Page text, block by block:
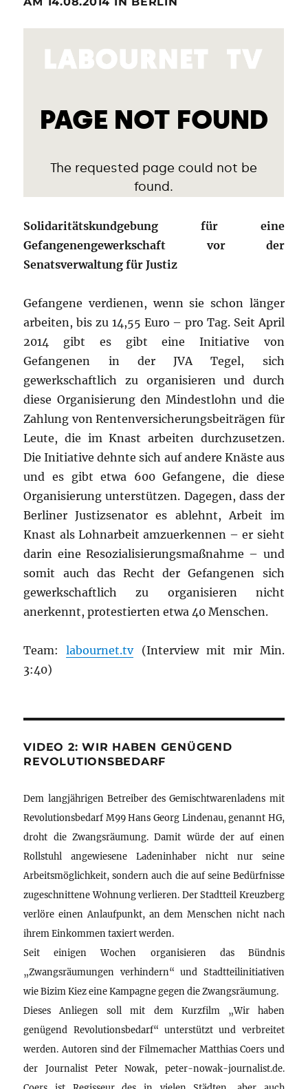
Solidaritätskundgebung für eine
Gefangenengewerkschaft vor der
Senatsverwaltung für Justiz
Gefangene verdienen, wenn sie schon länger
arbeiten, bis zu 14,55 Euro – pro Tag. Seit April
2014 gibt es gibt eine Initiative von
Gefangenen in der JVA Tegel, sich
gewerkschaftlich zu organisieren und durch
diese Organisierung den Mindestlohn und die
Zahlung von Rentenversicherungsbeiträgen für
Leute, die im Knast arbeiten durchzusetzen.
Die Initiative dehnte sich auf andere Knäste aus
und es gibt etwa 600 Gefangene, die diese
Organisierung unterstützen. Dagegen, dass der
Berliner Justizsenator es ablehnt, Arbeit im
Knast als Lohnarbeit amzuerkennen – er sieht
darin eine Resozialisierungsmaßnahme – und
somit auch das Recht der Gefangenen sich
gewerkschaftlich zu organisieren nicht
anerkennt, protestierten etwa 40 Menschen.
Team:labournet.tv(Interview mit mir Min.
3:40)
VIDEO 2: WIR HABEN GENÜGEND
REVOLUTIONSBEDARF
Dem langjährigen Betreiber des Gemischtwarenladens mit
Revolutionsbedarf M99 Hans Georg Lindenau, genannt HG,
droht die Zwangsräumung. Damit würde der auf einen
Rollstuhl angewiesene Ladeninhaber nicht nur seine
Arbeitsmöglichkeit, sondern auch die auf seine Bedürfnisse
zugeschnittene Wohnung verlieren. Der Stadtteil Kreuzberg
verlöre einen Anlaufpunkt, an dem Menschen nicht nach
ihrem Einkommen taxiert werden.
Seit einigen Wochen organisieren das Bündnis
„Zwangsräumungen verhindern“ und Stadtteilinitiativen
wie Bizim Kiez eine Kampagne gegen die Zwangsräumung.
Dieses Anliegen soll mit dem Kurzfilm „Wir haben
genügend Revolutionsbedarf“ unterstützt und verbreitet
werden. Autoren sind der Filmemacher Matthias Coers und
der Journalist Peter Nowak, peter-nowak-journalist.de.